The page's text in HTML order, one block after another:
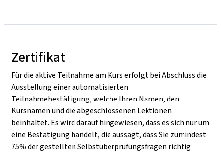
Zertifikat
Für die aktive Teilnahme am Kurs erfolgt bei Abschluss die
Ausstellung einer automatisierten
Teilnahmebestätigung, welche Ihren Namen, den
Kursnamen und die abgeschlossenen Lektionen
beinhaltet. Es wird darauf hingewiesen, dass es sich nur um
eine Bestätigung handelt, die aussagt, dass Sie zumindest
75% der gestellten Selbstüberprüfungsfragen richtig